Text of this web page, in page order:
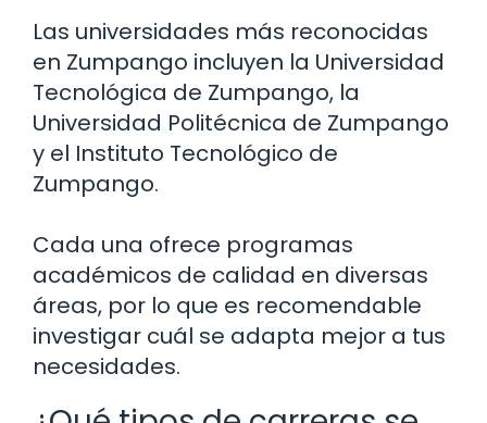
Las universidades más reconocidas
en Zumpango incluyen la Universidad
Tecnológica de Zumpango, la
Universidad Politécnica de Zumpango
y el Instituto Tecnológico de
Zumpango.
Cada una ofrece programas
académicos de calidad en diversas
áreas, por lo que es recomendable
investigar cuál se adapta mejor a tus
necesidades.